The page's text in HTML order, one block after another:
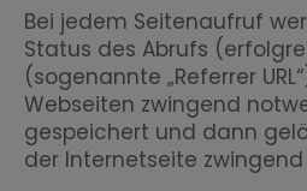
Bei jedem Seitenaufruf
Status des Abrufs
(sogenannte „Referrer
Webseiten zwingend
gespeichert und dann
der Internetseite